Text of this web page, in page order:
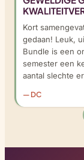
Kort
gedaan! Leuk,
Bundle is een
semester een
aantal slechte
— DC